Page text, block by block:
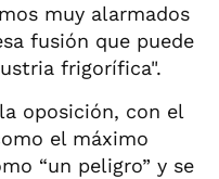
muy alarmados
fusión que puede
frigorífica".
oposición, con el
el máximo
“un peligro” y se